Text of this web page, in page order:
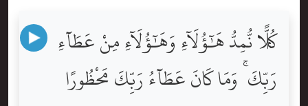
كُلًّۭا نُّمِدُّ هَٰٓؤُلَآءِ وَهَٰٓؤُلَآءِ مِنْ عَطَآءِ
رَبِّكَ ۚ وَمَا كَانَ عَطَآءُ رَبِّكَ مَحْظُورًا